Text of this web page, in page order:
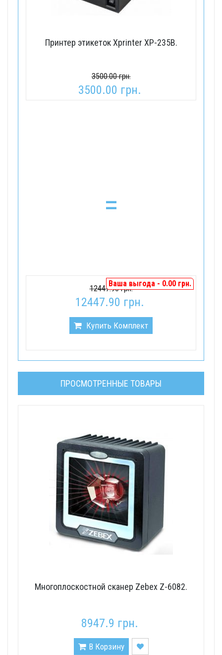
Принтер этикеток Xprinter XP-235B.
3500.00 грн.
3500.00 грн.
=
Ваша выгода - 0.00 грн.
12447.90 грн.
12447.90 грн.
Купить Комплект
ПРОСМОТРЕННЫЕ ТОВАРЫ
Многоплоскостной сканер Zebex Z-6082.
8947.9 грн.
В Корзину